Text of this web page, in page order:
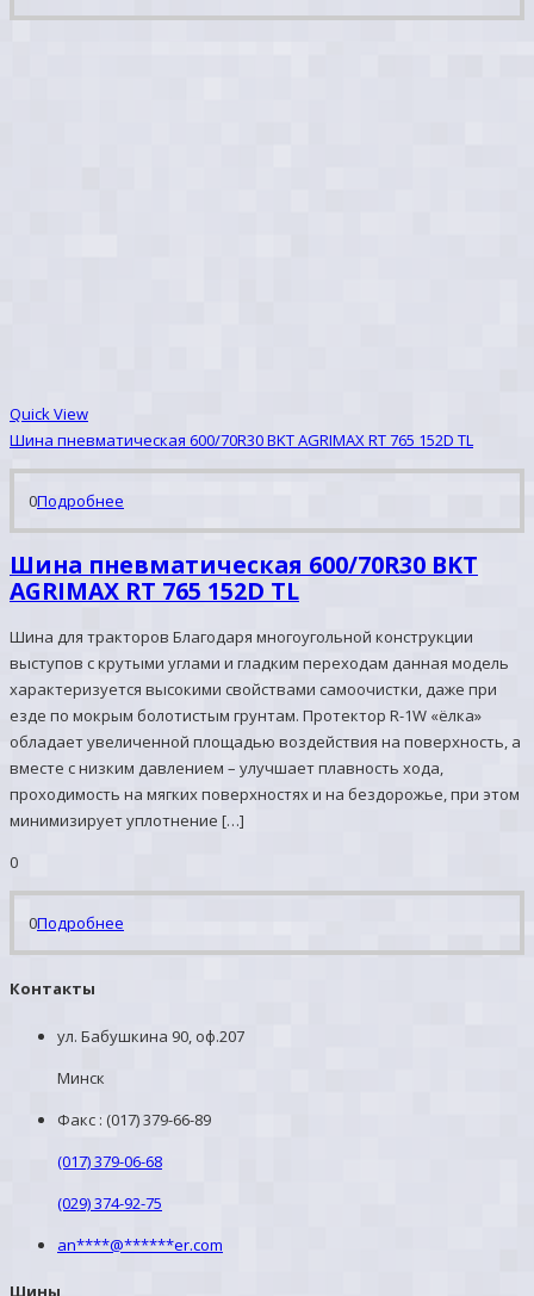
Quick View
Шина пневматическая 600/70R30 BKT AGRIMAX RT 765 152D TL
0Подробнее
Шина пневматическая 600/70R30 BKT
AGRIMAX RT 765 152D TL
Шина для тракторов Благодаря многоугольной конструкции
выступов с крутыми углами и гладким переходам данная модель
характеризуется высокими свойствами самоочистки, даже при
езде по мокрым болотистым грунтам. Протектор R-1W «ёлка»
обладает увеличенной площадью воздействия на поверхность, а
вместе с низким давлением – улучшает плавность хода,
проходимость на мягких поверхностях и на бездорожье, при этом
минимизирует уплотнение […]
0
0Подробнее
Контакты
ул. Бабушкина 90, оф.207
Минск
Факс : (017) 379-66-89
(017) 379-06-68
(029) 374-92-75
an****@******er.com
Шины